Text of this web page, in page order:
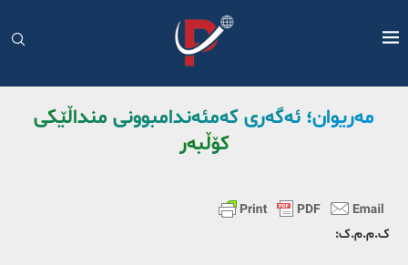
مەریوان؛ ئەگەری کەمئەندامبوونی منداڵێکی
کۆڵبەر
ک.م.م.ک: